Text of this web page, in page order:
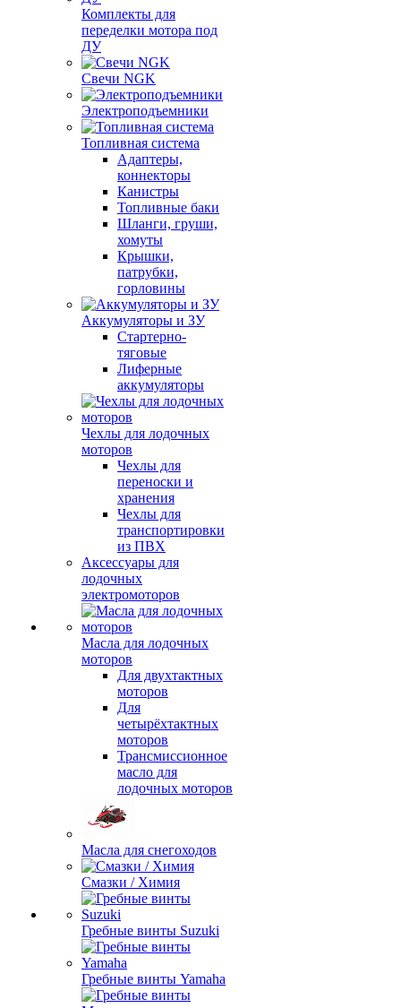
Комплекты для
переделки мотора под
ДУ
Свечи NGK
Электроподъемники
Топливная система
Адаптеры,
коннекторы
Канистры
Топливные баки
Шланги, груши,
хомуты
Крышки,
патрубки,
горловины
Аккумуляторы и ЗУ
Стартерно-
тяговые
Лиферные
аккумуляторы
Чехлы для лодочных
моторов
Чехлы для
переноски и
хранения
Чехлы для
транспортировки
из ПВХ
Аксессуары для
лодочных
электромоторов
Масла для лодочных
моторов
Для двухтактных
моторов
Для
четырёхтактных
моторов
Трансмиссионное
масло для
лодочных моторов
Масла для снегоходов
Смазки / Химия
Гребные винты Suzuki
Гребные винты Yamaha